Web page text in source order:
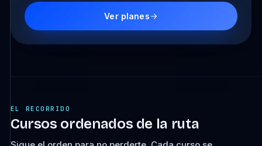
Ver planes
EL RECORRIDO
Cursos ordenados de la ruta